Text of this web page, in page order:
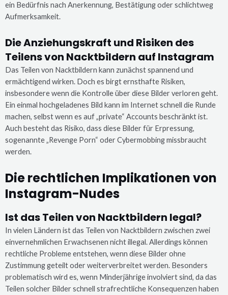
ein Bedürfnis nach Anerkennung, Bestätigung oder schlichtweg
Aufmerksamkeit.
Die Anziehungskraft und Risiken des
Teilens von Nacktbildern auf Instagram
Das Teilen von Nacktbildern kann zunächst spannend und
ermächtigend wirken. Doch es birgt ernsthafte Risiken,
insbesondere wenn die Kontrolle über diese Bilder verloren geht.
Ein einmal hochgeladenes Bild kann im Internet schnell die Runde
machen, selbst wenn es auf „private“ Accounts beschränkt ist.
Auch besteht das Risiko, dass diese Bilder für Erpressung,
sogenannte „Revenge Porn“ oder Cybermobbing missbraucht
werden.
Die rechtlichen Implikationen von
Instagram-Nudes
Ist das Teilen von Nacktbildern legal?
In vielen Ländern ist das Teilen von Nacktbildern zwischen zwei
einvernehmlichen Erwachsenen nicht illegal. Allerdings können
rechtliche Probleme entstehen, wenn diese Bilder ohne
Zustimmung geteilt oder weiterverbreitet werden. Besonders
problematisch wird es, wenn Minderjährige involviert sind, da das
Teilen solcher Bilder schnell strafrechtliche Konsequenzen haben